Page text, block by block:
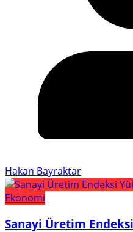
Hakan Bayraktar
Ekonomi
Sanayi Üretim